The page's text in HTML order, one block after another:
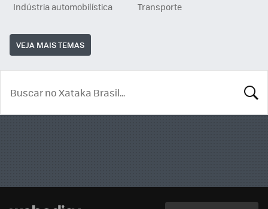
Indústria automobilística
Transporte
VEJA MAIS TEMAS